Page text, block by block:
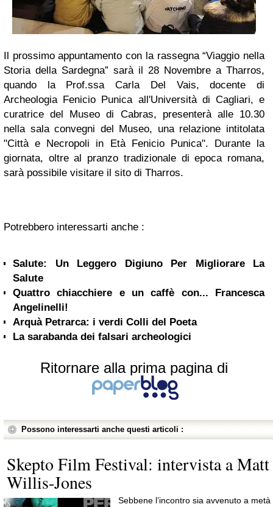
Il prossimo appuntamento con la rassegna “Viaggio nella
Storia della Sardegna” sarà il 28 Novembre a Tharros,
quando la Prof.ssa Carla Del Vais, docente di
Archeologia Fenicio Punica all'Università di Cagliari, e
curatrice del Museo di Cabras, presenterà alle 10.30
nella sala convegni del Museo, una relazione intitolata
"Città e Necropoli in Età Fenicio Punica". Durante la
giornata, oltre al pranzo tradizionale di epoca romana,
sarà possibile visitare il sito di Tharros.
Potrebbero interessarti anche :
Salute: Un Leggero Digiuno Per Migliorare La
Salute
Quattro chiacchiere e un caffè con... Francesca
Angelinelli!
Arquà Petrarca: i verdi Colli del Poeta
La sarabanda dei falsari archeologici
Ritornare alla prima pagina di
Possono interessarti anche questi articoli :
Skepto Film Festival: intervista a Matt
Willis-Jones
Sebbene l’incontro sia avvenuto a metà